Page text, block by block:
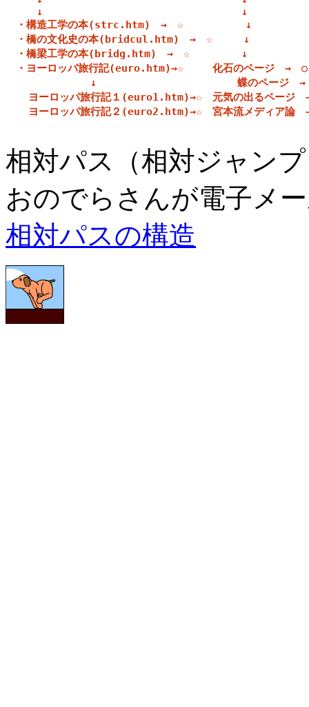
↓　　　　　　　　　　　　　　　　　　  ↓
・構造工学の本(strc.htm)　→　☆　　　　　　↓
・橋の文化史の本(bridcul.htm)　→　☆　　　↓
・橋梁工学の本(bridg.htm)　→　☆　　　　　↓
・ヨーロッパ旅行記(euro.htm)→☆　   化石のページ　→　○
↓                     　蝶のページ　→
ヨーロッパ旅行記１(euro1.htm)→☆　元気の出るページ　
ヨーロッパ旅行記２(euro2.htm)→☆　宮本流メディア論　
相対パス（相対ジャン
おのでらさんが電子メ
相対パスの構造